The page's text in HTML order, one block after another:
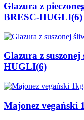
Glazura z
BRESC-HUGLI(6)
Glazura z
HUGLI(6)
Majonez vegański